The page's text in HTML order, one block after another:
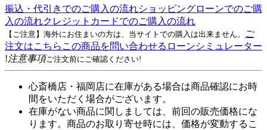
振込・代引きでのご購入の流れショッピングローンでのご購
入の流れクレジットカードでのご購入の流れ
【ご注意】海外にお住まいの方は、当サイトでの購入は出来ません。
ご
注文はこちら この商品を問い合わせる ローンシミュレーター
!注意事項ご注文前にご確認ください!
心斎橋店・福岡店に在庫がある場合は商品確認にお時
間をいただく場合がございます。
在庫がない商品に関しましては、前回の販売価格にな
ります。商品のお取り寄せ時には、価格が変動するこ